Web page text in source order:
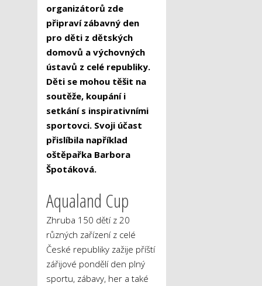
organizátorů zde
připraví zábavný den
pro děti z dětských
domovů a výchovných
ústavů z celé republiky.
Děti se mohou těšit na
soutěže, koupání i
setkání s inspirativními
sportovci. Svoji účast
přislíbila například
oštěpařka Barbora
Špotáková.
Aqualand Cup
Zhruba 150 dětí z 20
různých zařízení z celé
České republiky zažije příští
zářijové pondělí den plný
sportu, zábavy, her a také